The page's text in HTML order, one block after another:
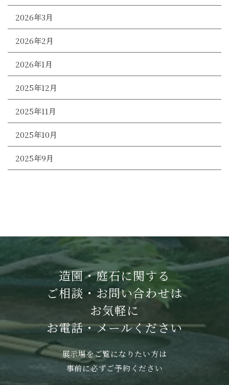
2026年3月
2026年2月
2026年1月
2025年12月
2025年11月
2025年10月
2025年9月
造園・庭石に関する
ご相談・お問い合わせは
お気軽に
お電話・メールください
展示場をご覧になりたい方は
事前に必ずご予約ください